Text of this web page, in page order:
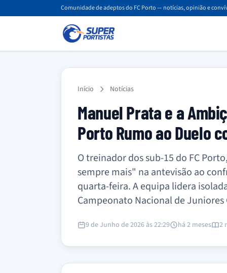
Comunidade de adeptos do FC Porto — notícias, opinião e
Início Notícias
Manuel Prata e a
Porto Rumo ao Duelo
O treinador dos sub-15 do FC
sempre mais" na antevisão ao
quarta-feira. A equipa lidera
Campeonato Nacional de Juniores
9 de Junho de 2026 às 22:29 há 2 meses 2